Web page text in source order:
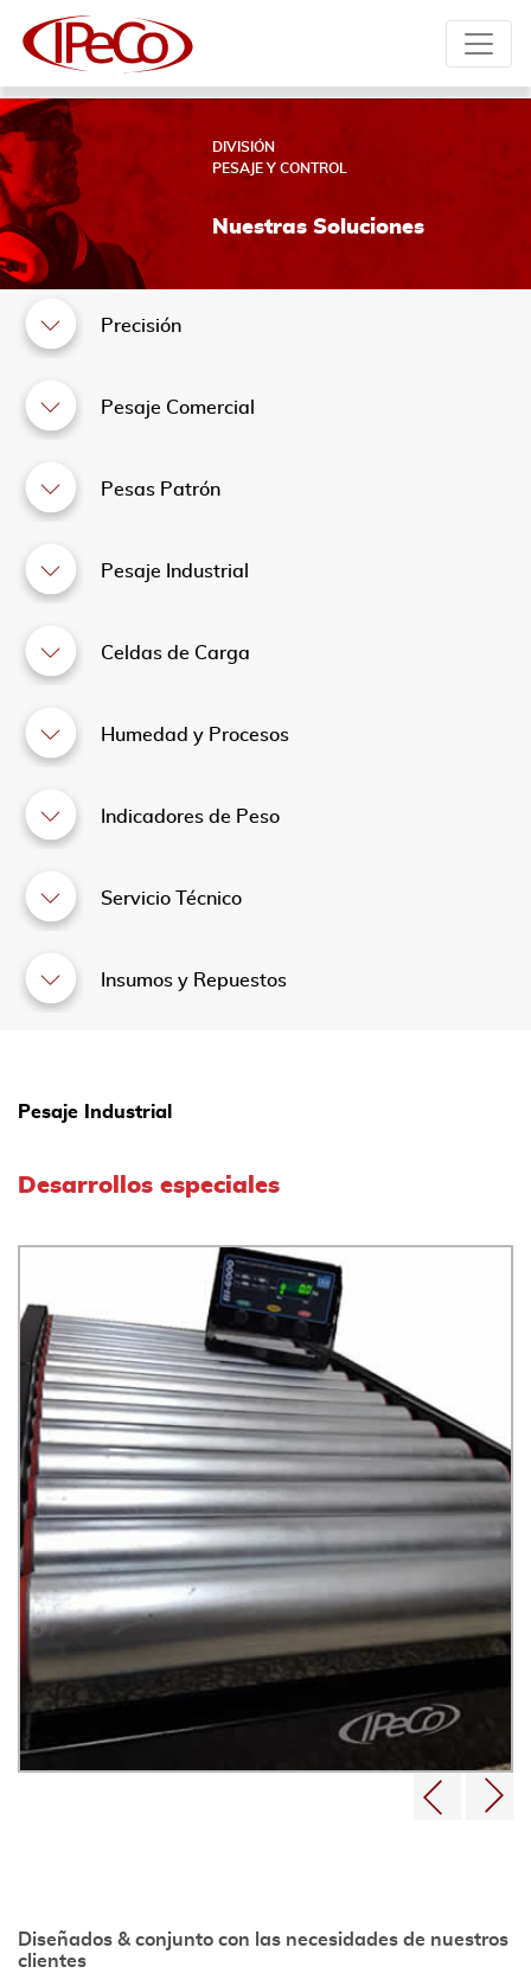
DIVISIÓN
PESAJE Y CONTROL
Nuestras Soluciones
Precisión
Pesaje Comercial
Pesas Patrón
Pesaje Industrial
Celdas de Carga
Humedad y Procesos
Indicadores de Peso
Servicio Técnico
Insumos y Repuestos
Pesaje Industrial
Desarrollos especiales
Diseñados & conjunto con las necesidades de nuestros
clientes